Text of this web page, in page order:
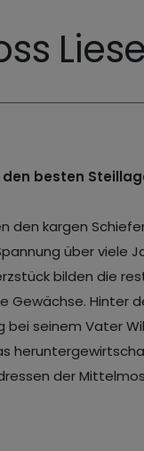
besten
den kargen
über viele
bilden die
Gewächse. Hinter
seinem Vater
der